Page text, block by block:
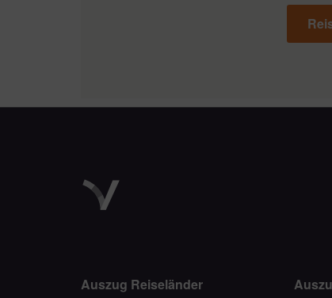
Auszug Reiseländer